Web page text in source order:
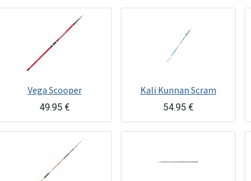
Vega Scooper
49.95 €
Kali Kunnan Scram
54.95 €